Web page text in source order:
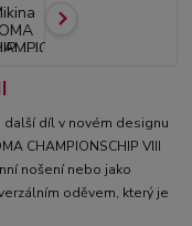
další díl v novém designu
CHAMPIONSCHIP VIII
nošení nebo jako
oděvem, který je